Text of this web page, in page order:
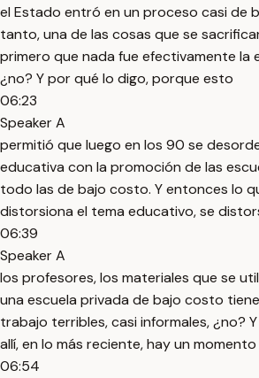
el Estado entró en un proceso casi de
tanto, una de las cosas que se
primero que nada fue efectivamente la
¿no? Y por qué lo digo, porque esto
06:23
Speaker A
permitió que luego en los 90 se
educativa con la promoción de las
todo las de bajo costo. Y entonces lo
distorsiona el tema educativo, se
06:39
Speaker A
los profesores, los materiales que se
una escuela privada de bajo costo
trabajo terribles, casi informales, ¿no?
allí, en lo más reciente, hay un
06:54